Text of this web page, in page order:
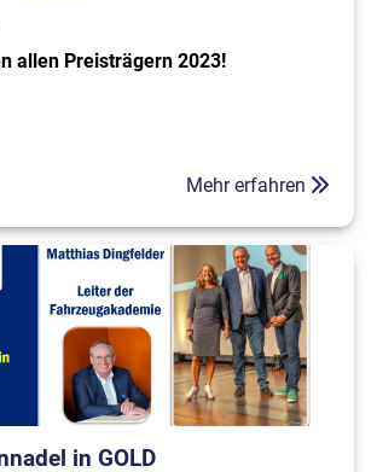
allen Preisträgern 2023!
finden Sie in der Beilage.
Fachhandelsbetriebe und
Techniker
Mehr erfahren
in GOLD